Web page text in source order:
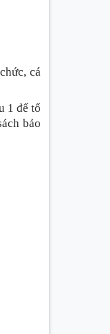
cá
1 để tổ
bảo